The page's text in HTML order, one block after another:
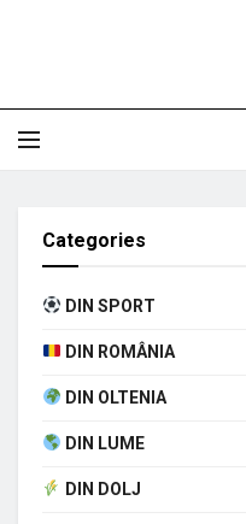
Categories
DIN SPORT
DIN ROMÂNIA
DIN OLTENIA
DIN LUME
DIN DOLJ